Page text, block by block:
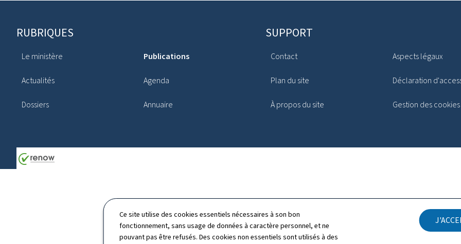
Ce site utilise des cookies essentiels nécessaires à son bon
fonctionnement, sans usage de données à caractère personnel, et ne
pouvant pas être refusés. Des cookies non essentiels sont utilisés à des
Pied
de
RUBRIQUES
Le ministère
Actualités
Dossiers
Publications
Agenda
Annuaire
SUPPORT
Contact
Plan du site
À propos du site
Aspects légaux
Déclaration
Gestion des cookies